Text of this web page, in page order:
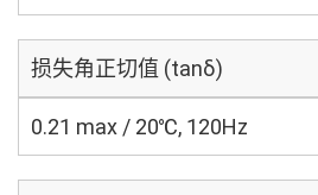
损失角正切值 (tanδ)
0.21 max / 20℃, 120Hz